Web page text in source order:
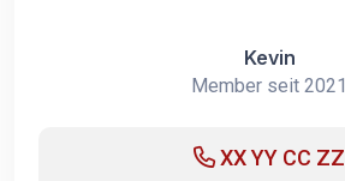
Kevin
Member seit 2021
XX YY CC ZZ